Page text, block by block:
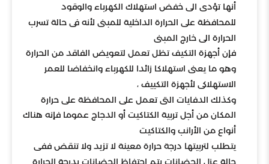
أنها تؤدى الى خفض استهلاك الكهرباء والوقود
للمحافظة على الحرارة الداخلية للمبنى لأنه فى حالة تسرب
الحرارة الى خارج المبنى
فإن أجهزة التكيف تظل تعمل لتعويض الفاقد من الحرارة
وهو ما يعنى استهلاكا زائدا للكهرباء وانخفاضا للعمر
الاستهلاكى لأجهزة التكييف ،
وكذلك الدفايات التى تعمل على المحافظة على حرارة
المكان من أجل تربية الكتاكيت أو الدجاج عموما فإنه هناك
أنواع من الأرانب والكتاكيت
يتطلب لتربيتها درجة حرارة معينة لا تزيد ولا تنقض ففى
حالة عزل الحضانات يتم احتفاظ الحضانات بدرجة الحرارة